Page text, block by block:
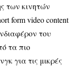
των κινητών
form video content
του
τα πιο
για τις μικρές